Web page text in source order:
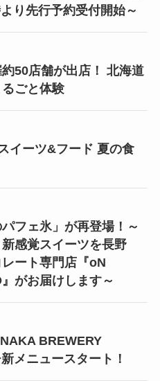
り先行予約受付開始～
50店舗が出店！ 北海道
ごと体験
イーツ&フード 夏の食
フェ氷」が再登場！～
感覚スイーツを長野
ート専門店『oN
がお届けします～
BREWERY
メニュースタート！